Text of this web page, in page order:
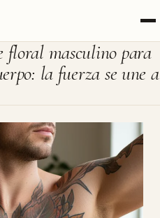
floral masculino para
la fuerza se une a